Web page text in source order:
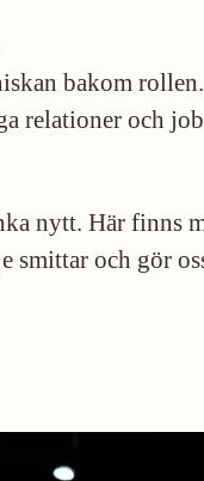
bakom
relationer och
nytt. Här finns
smittar och gör